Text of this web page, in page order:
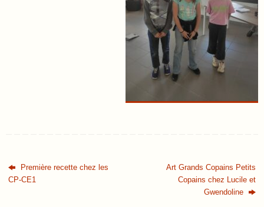
Première recette chez les
CP-CE1
Art Grands Copains Petits
Copains chez Lucile et
Gwendoline